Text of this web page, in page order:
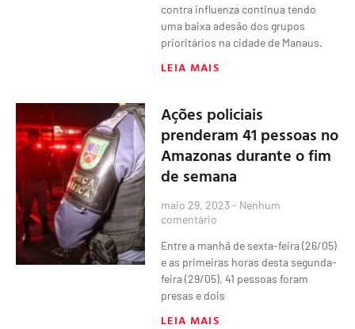
contra influenza continua tendo
uma baixa adesão dos grupos
prioritários na cidade de Manaus.
LEIA MAIS
Ações policiais
prenderam 41 pessoas no
Amazonas durante o fim
de semana
maio 29, 2023 Nenhum
comentário
Entre a manhã de sexta-feira (26/05)
e as primeiras horas desta segunda-
feira (29/05), 41 pessoas foram
presas e dois
LEIA MAIS